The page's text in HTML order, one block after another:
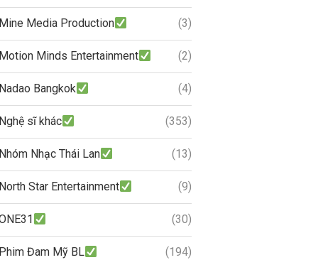
Mine Media Production (3)
Motion Minds Entertainment (2)
Nadao Bangkok (4)
Nghệ sĩ khác (353)
Nhóm Nhạc Thái Lan (13)
North Star Entertainment (9)
(30)
Phim Đam Mỹ BL (194)